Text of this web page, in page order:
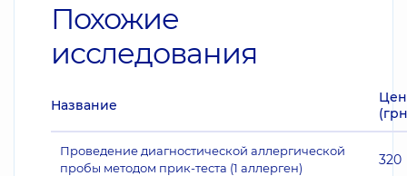
Похожие
исследования
Название
Проведение диагностической аллергической
пробы методом прик-теста (1 аллерген)
320